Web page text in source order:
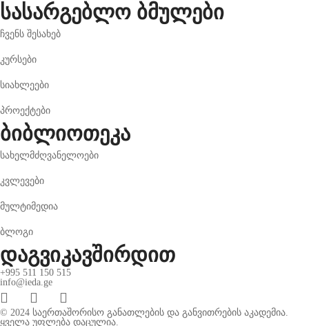
სასარგებლო ბმულები
ჩვენს შესახებ
კურსები
სიახლეები
პროექტები
ბიბლიოთეკა
სახელმძღვანელოები
კვლევები
მულტიმედია
ბლოგი
დაგვიკავშირდით
+995 511 150 515
info@ieda.ge
© 2024 საერთაშორისო განათლების და განვითრების აკადემია.
ყველა უფლება დაცულია.